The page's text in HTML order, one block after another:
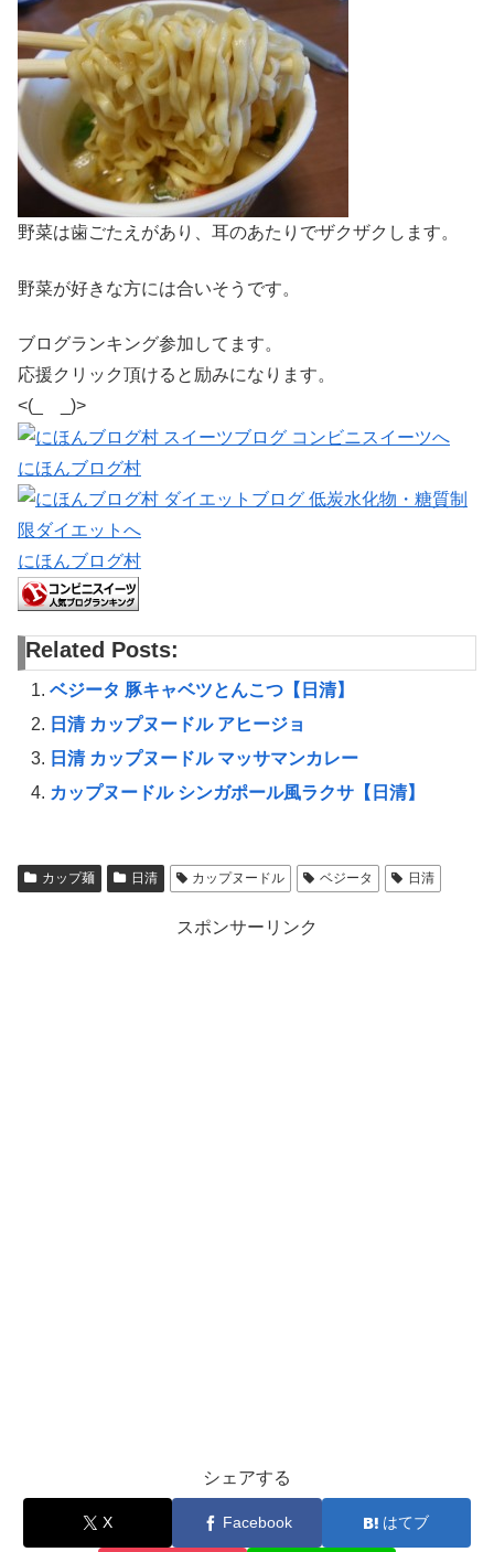
野菜は歯ごたえがあり、耳のあたりでザクザクします。
野菜が好きな方には合いそうです。
ブログランキング参加してます。
応援クリック頂けると励みになります。
<(_ _)>
にほんブログ村
にほんブログ村
Related Posts:
ベジータ 豚キャベツとんこつ【日清】
日清 カップヌードル アヒージョ
日清 カップヌードル マッサマンカレー
カップヌードル シンガポール風ラクサ【日清】
カップ麺 日清 カップヌードル ベジータ 日清
スポンサーリンク
シェアする
X Facebook はてブ